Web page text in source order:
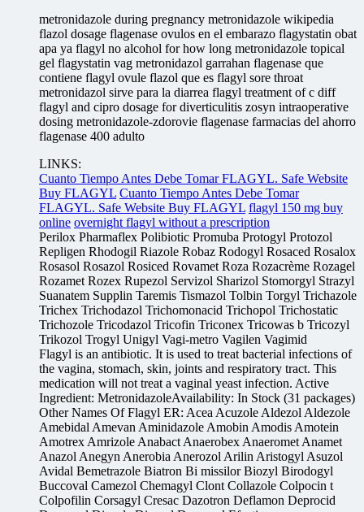
metronidazole during pregnancy metronidazole wikipedia
flazol dosage flagenase ovulos en el embarazo flagystatin obat
apa ya flagyl no alcohol for how long metronidazole topical
gel flagystatin vag metronidazol garrahan flagenase que
contiene flagyl ovule flazol que es flagyl sore throat
metronidazol sirve para la diarrea flagyl treatment of c diff
flagyl and cipro dosage for diverticulitis zosyn intraoperative
dosing metronidazole-zdorovie flagenase farmacias del ahorro
flagenase 400 adulto
LINKS:
Cuanto Tiempo Antes Debe Tomar FLAGYL. Safe Website
Buy FLAGYL Cuanto Tiempo Antes Debe Tomar
FLAGYL. Safe Website Buy FLAGYL flagyl 150 mg buy
online overnight flagyl without a prescription
Perilox Pharmaflex Polibiotic Promuba Protogyl Protozol
Repligen Rhodogil Riazole Robaz Rodogyl Rosaced Rosalox
Rosasol Rosazol Rosiced Rovamet Roza Rozacrème Rozagel
Rozamet Rozex Rupezol Servizol Sharizol Stomorgyl Strazyl
Suanatem Supplin Taremis Tismazol Tolbin Torgyl Trichazole
Trichex Trichodazol Trichomonacid Trichopol Trichostatic
Trichozole Tricodazol Tricofin Triconex Tricowas b Tricozyl
Trikozol Trogyl Unigyl Vagi-metro Vagilen Vagimid
Flagyl is an antibiotic. It is used to treat bacterial infections of
the vagina, stomach, skin, joints and respiratory tract. This
medication will not treat a vaginal yeast infection. Active
Ingredient: MetronidazoleAvailability: In Stock (31 packages)
Other Names Of Flagyl ER: Acea Acuzole Aldezol Aldezole
Amebidal Amevan Aminidazole Amobin Amodis Amotein
Amotrex Amrizole Anabact Anaerobex Anaeromet Anamet
Anazol Anegyn Anerobia Anerozol Arilin Aristogyl Asuzol
Avidal Bemetrazole Biatron Bi missilor Biozyl Birodogyl
Buccoval Camezol Chemagyl Clont Collazole Colpocin t
Colpofilin Corsagyl Cresac Dazotron Deflamon Deprocid